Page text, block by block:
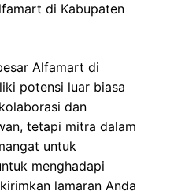
di Kabupaten
Alfamart di
potensi luar biasa
dan
tetapi mitra dalam
untuk
menghadapi
lamaran Anda